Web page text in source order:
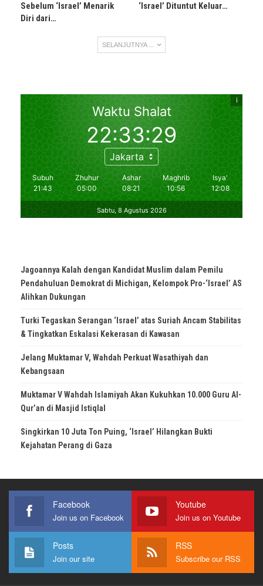
Sebelum ‘Israel’ Menarik
Diri dari…
‘Israel’ Dituntut Keluar…
SELANJUTNYA ...
Jagoannya Kalah dengan Kandidat Muslim dalam Pemilu
Pendahuluan Demokrat di Michigan, Kelompok Pro-‘Israel’ AS
Alihkan Dukungan
Turki Tegaskan Serangan ‘Israel’ atas Suriah Ancam Stabilitas
& Tingkatkan Eskalasi Kekerasan di Kawasan
Jelang Muktamar V, Wahdah Perkuat Wasathiyah dan
Kebangsaan
Muktamar V Wahdah Islamiyah Akan Kukuhkan 10.000 Guru Al-
Qur’an di Masjid Istiqlal
Singkirkan 10 Juta Ton Puing, ‘Israel’ Hilangkan Bukti
Kejahatan Perang di Gaza
Facebook
Join us on Facebook
Youtube
Join us on Youtube
Posts
Join our site
RSS
Subscribe our RSS